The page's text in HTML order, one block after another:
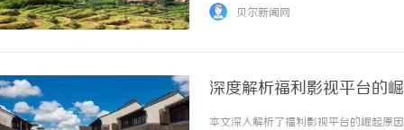
贝尔新闻网
深度解析福利影视平台的
本文深入解析了福利影视平台的崛起原